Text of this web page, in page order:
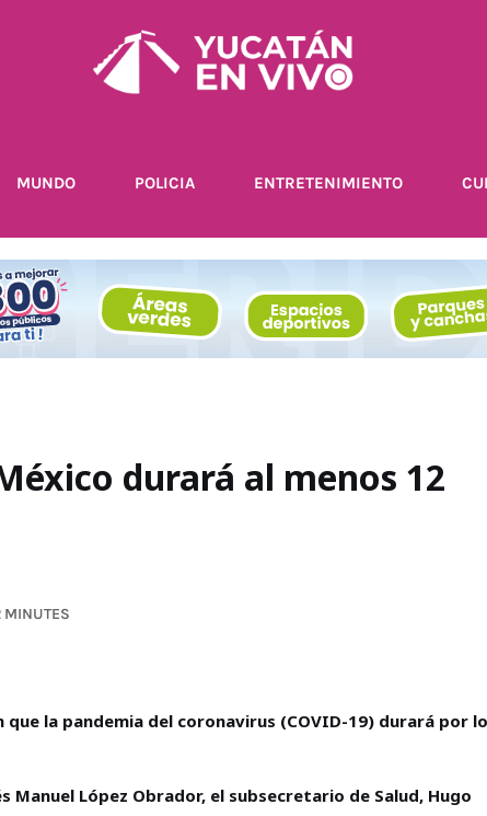
MUNDO POLICIA ENTRETENIMIENTO
durará al menos 12
MINUTES
la pandemia del coronavirus (COVID-19) durará por lo
López Obrador, el subsecretario de Salud, Hugo